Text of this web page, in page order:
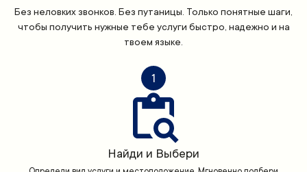
Без неловких звонков. Без путаницы. Только понятные шаги,
чтобы получить нужные тебе услуги быстро, надежно и на
твоем языке.
1
Найди и Выбери